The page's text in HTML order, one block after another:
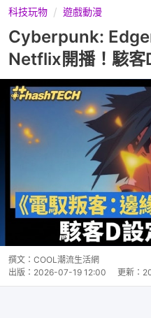
科技玩物 遊戲動漫
Cyberpunk:
Netflix開播！駭客
撰文： COOL潮流生活網
出版： 2026-07-19 12:00 更新：